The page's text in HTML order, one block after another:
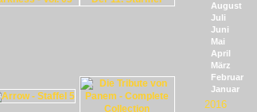
August
Juli
Juni
Mai
April
März
Februar
Januar
2016